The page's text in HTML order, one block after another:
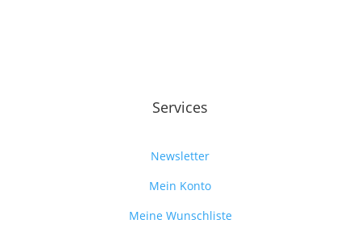
Services
Newsletter
Mein Konto
Meine Wunschliste